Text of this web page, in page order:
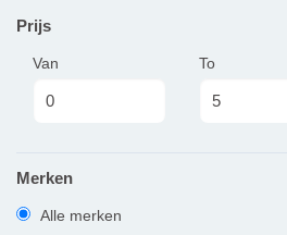
Prijs
Van To
Merken
Alle merken